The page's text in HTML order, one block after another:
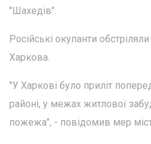
"Шахедів".
Російські окупанти
Харкова.
"У Харкові було приліт
районі, у межах житлової
пожежа", - повідомив мер